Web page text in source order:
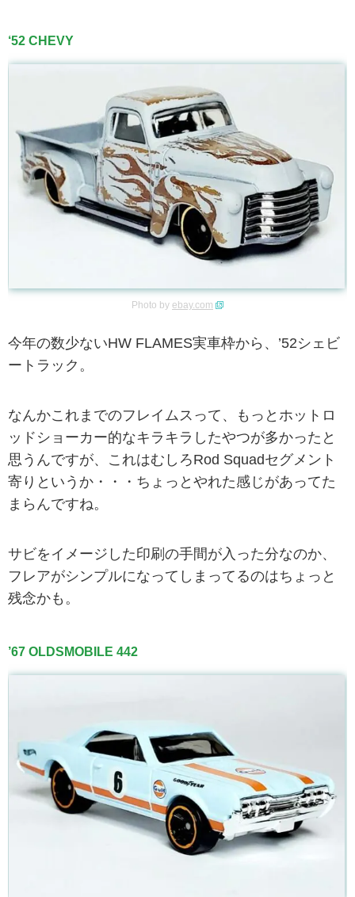
‘52 CHEVY
Photo by ebay.com
今年の数少ないHW FLAMES実車枠から、’52シェビ
ートラック。
なんかこれまでのフレイムスって、もっとホットロ
ッドショーカー的なキラキラしたやつが多かったと
思うんですが、これはむしろRod Squadセグメント
寄りというか・・・ちょっとやれた感じがあってた
まらんですね。
サビをイメージした印刷の手間が入った分なのか、
フレアがシンプルになってしまってるのはちょっと
残念かも。
’67 OLDSMOBILE 442